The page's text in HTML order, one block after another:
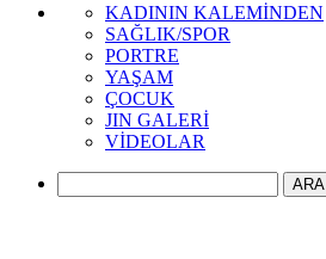
KADININ KALEMİNDEN
SAĞLIK/SPOR
PORTRE
YAŞAM
ÇOCUK
JIN GALERİ
VİDEOLAR
ARA